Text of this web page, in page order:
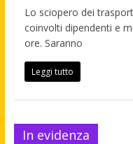
Lo sciopero dei
coinvolti dipendenti e
ore. Saranno
Leggi tutto
In evidenza